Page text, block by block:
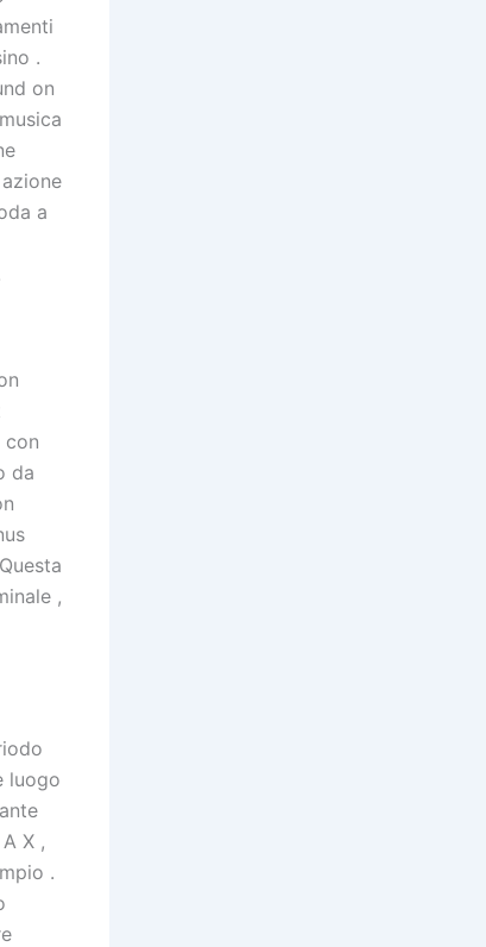
.
on
a
con
da
,
luogo
X ,
.